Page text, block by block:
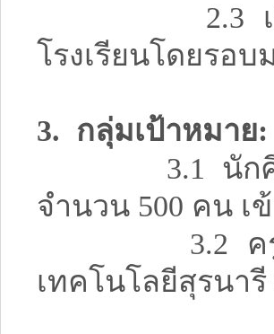
2.3 เพื่อเป็น
โรงเรียนโดยรอ
3. กลุ่มเป้าหมาย:
3.1 นักศึกษา
จำนวน 500 คน เ
3.2 ครู นักเ
เทคโนโลยีสุรนา